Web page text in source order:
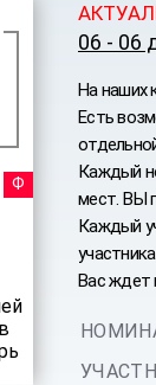
06 - 06
На наших
Есть
Каждый
мест. ВЫ
Каждый
Вас ждет